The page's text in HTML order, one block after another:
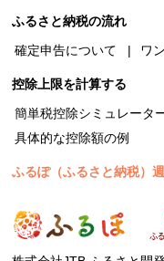
ふるさと納税の流れ
確定申告について
ワ
控除上限を計算する
簡単税控除シミュレータ
具体的な控除額の例
ふるぽ（ふるさと納税）